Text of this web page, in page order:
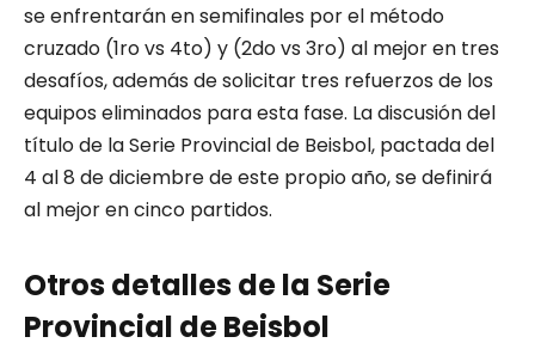
se enfrentarán en semifinales por el método
cruzado (1ro vs 4to) y (2do vs 3ro) al mejor en tres
desafíos, además de solicitar tres refuerzos de los
equipos eliminados para esta fase. La discusión del
título de la Serie Provincial de Beisbol, pactada del
4 al 8 de diciembre de este propio año, se definirá
al mejor en cinco partidos.
Otros detalles de la Serie
Provincial de Beisbol